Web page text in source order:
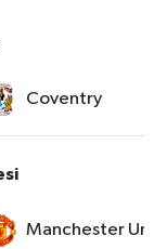
Coventry
Manchester